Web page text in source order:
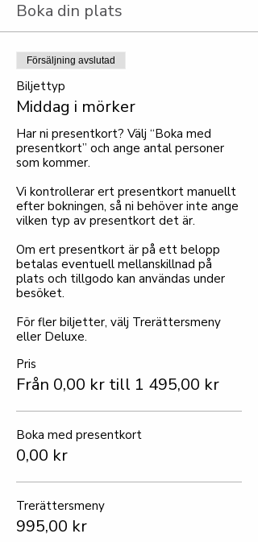
Boka din plats
Försäljning avslutad
Biljettyp
Middag i mörker
Har ni presentkort? Välj “Boka med
presentkort” och ange antal personer
som kommer.
Vi kontrollerar ert presentkort manuellt
efter bokningen, så ni behöver inte ange
vilken typ av presentkort det är.
Om ert presentkort är på ett belopp
betalas eventuell mellanskillnad på
plats och tillgodo kan användas under
besöket.
För fler biljetter, välj Trerättersmeny
eller Deluxe.
Pris
Från 0,00 kr till 1 495,00 kr
Boka med presentkort
0,00 kr
Trerättersmeny
995,00 kr